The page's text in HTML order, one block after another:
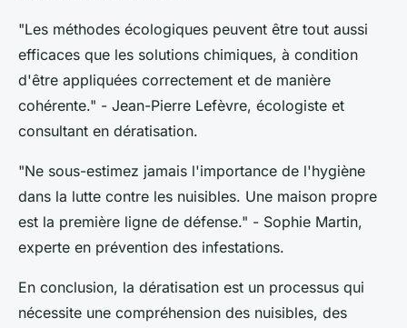
"Les méthodes écologiques peuvent être tout aussi
efficaces que les solutions chimiques, à condition
d'être appliquées correctement et de manière
cohérente." - Jean-Pierre Lefèvre, écologiste et
consultant en dératisation.
"Ne sous-estimez jamais l'importance de l'hygiène
dans la lutte contre les nuisibles. Une maison propre
est la première ligne de défense." - Sophie Martin,
experte en prévention des infestations.
En conclusion, la dératisation est un processus qui
nécessite une compréhension des nuisibles, des